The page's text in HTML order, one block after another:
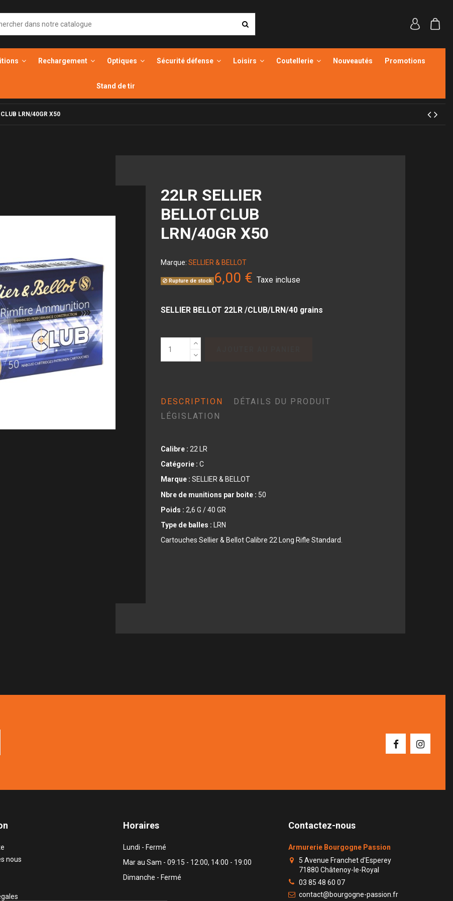
Rechargement Optiques Sécurité défense Loisirs Coutellerie Nouveautés Promotions
Stand de tir
LRN/40GR X50
22LR SELLIER
BELLOT CLUB
LRN/40GR X50
Marque: SELLIER & BELLOT
Rupture de stock 6,00 € Taxe incluse
SELLIER BELLOT 22LR /CLUB/LRN/40 grains
DESCRIPTION
DÉTAILS DU PRODUIT
LÉGISLATION
Calibre : 22 LR
Catégorie : C
Marque : SELLIER & BELLOT
Nbre de munitions par boite : 50
Poids : 2,6 G / 40 GR
Type de balles :
LRN
Cartouches Sellier & Bellot Calibre 22 Long Rifle Standard.
nous
Horaires
Lundi - Fermé
Mar au Sam - 09:15 - 12:00, 14:00 - 19:00
Dimanche - Fermé
Contactez-nous
Armurerie Bourgogne Passion
5 Avenue Franchet d'Esperey
71880 Châtenoy-le-Royal
03 85 48 60 07
contact@bourgogne-passion.fr